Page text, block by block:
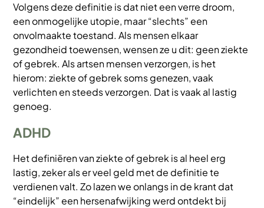
Volgens deze definitie is dat niet een verre droom,
een onmogelijke utopie, maar “slechts” een
onvolmaakte toestand. Als mensen elkaar
gezondheid toewensen, wensen ze u dit: geen ziekte
of gebrek. Als artsen mensen verzorgen, is het
hierom: ziekte of gebrek soms genezen, vaak
verlichten en steeds verzorgen. Dat is vaak al lastig
genoeg.
ADHD
Het definiëren van ziekte of gebrek is al heel erg
lastig, zeker als er veel geld met de definitie te
verdienen valt. Zo lazen we onlangs in de krant dat
“eindelijk” een hersenafwijking werd ontdekt bij